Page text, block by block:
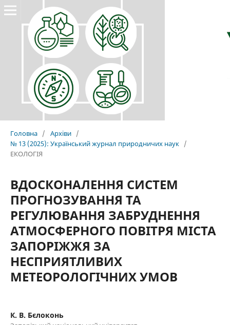
Головна / Архіви /
№ 13 (2025): Український журнал природничих наук /
ЕКОЛОГІЯ
ВДОСКОНАЛЕННЯ СИСТЕМ
ПРОГНОЗУВАННЯ ТА
РЕГУЛЮВАННЯ ЗАБРУДНЕННЯ
АТМОСФЕРНОГО ПОВІТРЯ МІСТА
ЗАПОРІЖЖЯ ЗА
НЕСПРИЯТЛИВИХ
МЕТЕОРОЛОГІЧНИХ УМОВ
К. В. Бєлоконь